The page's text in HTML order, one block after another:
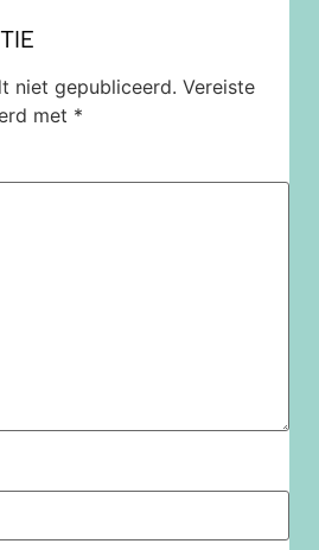
niet gepubliceerd. Vereiste
met *